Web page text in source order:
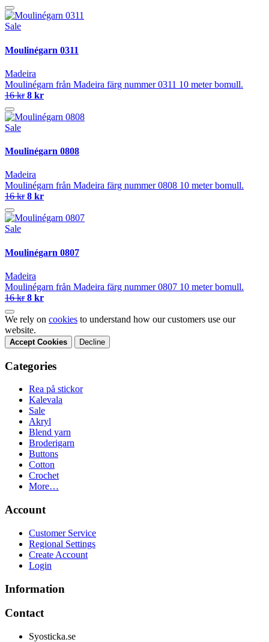
Sale
Moulinégarn 0311
Madeira
Moulinégarn från Madeira färg nummer 0311 10 meter bomull.
16 kr 8 kr
Sale
Moulinégarn 0808
Madeira
Moulinégarn från Madeira färg nummer 0808 10 meter bomull.
16 kr 8 kr
Sale
Moulinégarn 0807
Madeira
Moulinégarn från Madeira färg nummer 0807 10 meter bomull.
16 kr 8 kr
We rely on cookies to understand how our customers use our
website.
Accept Cookies Decline
Categories
Rea på stickor
Kalevala
Sale
Akryl
Blend yarn
Broderigarn
Buttons
Cotton
Crochet
More…
Account
Customer Service
Regional Settings
Create Account
Login
Information
Contact
Syosticka.se